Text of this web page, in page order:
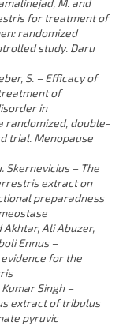
M. and
for treatment of
randomized
study. Daru
S. – Efficacy of
of
in
randomized, double-
trial. Menopause
Skernevicius – The
extract on
preparadness
Akhtar, Ali Abuzer,
Ennus –
for the
Singh –
extract of tribulus
pyruvic